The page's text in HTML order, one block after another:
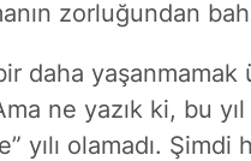
zorluğundan
daha yaşanmamak
ne yazık ki, bu
yılı olamadı.